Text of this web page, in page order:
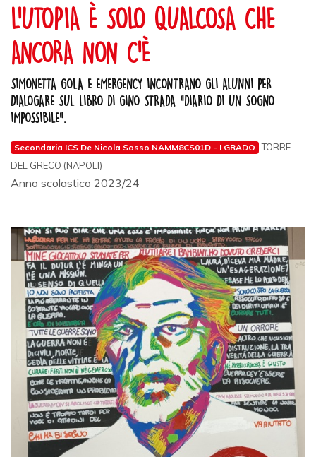
L'UTOPIA È SOLO QUALCOSA CHE
ANCORA NON C'È
SIMONETTA GOLA E EMERGENCY INCONTRANO GLI ALUNNI PER
DIALOGARE SUL LIBRO DI GINO STRADA "DIARIO DI UN SOGNO
IMPOSSIBILE".
Secondaria ICS De Nicola Sasso NAMM8CS01D - I GRADO
TORRE
DEL GRECO (NAPOLI)
Anno scolastico 2023/24